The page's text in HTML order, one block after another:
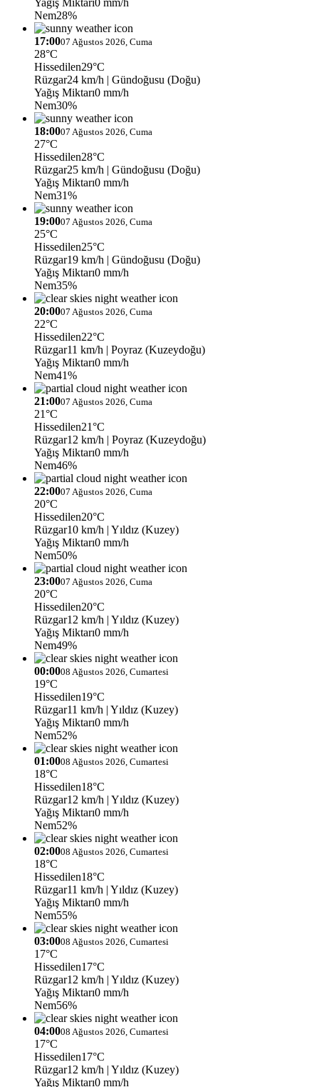
Nem28%
17:0007 Ağustos 2026, Cuma
28°C
Hissedilen29°C
Rüzgar24 km/h | Gündoğusu (Doğu)
Yağış Miktarı0 mm/h
Nem30%
18:0007 Ağustos 2026, Cuma
27°C
Hissedilen28°C
Rüzgar25 km/h | Gündoğusu (Doğu)
Yağış Miktarı0 mm/h
Nem31%
19:0007 Ağustos 2026, Cuma
25°C
Hissedilen25°C
Rüzgar19 km/h | Gündoğusu (Doğu)
Yağış Miktarı0 mm/h
Nem35%
20:0007 Ağustos 2026, Cuma
22°C
Hissedilen22°C
Rüzgar11 km/h | Poyraz (Kuzeydoğu)
Yağış Miktarı0 mm/h
Nem41%
21:0007 Ağustos 2026, Cuma
21°C
Hissedilen21°C
Rüzgar12 km/h | Poyraz (Kuzeydoğu)
Yağış Miktarı0 mm/h
Nem46%
22:0007 Ağustos 2026, Cuma
20°C
Hissedilen20°C
Rüzgar10 km/h | Yıldız (Kuzey)
Yağış Miktarı0 mm/h
Nem50%
23:0007 Ağustos 2026, Cuma
20°C
Hissedilen20°C
Rüzgar12 km/h | Yıldız (Kuzey)
Yağış Miktarı0 mm/h
Nem49%
00:0008 Ağustos 2026, Cumartesi
19°C
Hissedilen19°C
Rüzgar11 km/h | Yıldız (Kuzey)
Yağış Miktarı0 mm/h
Nem52%
01:0008 Ağustos 2026, Cumartesi
18°C
Hissedilen18°C
Rüzgar12 km/h | Yıldız (Kuzey)
Yağış Miktarı0 mm/h
Nem52%
02:0008 Ağustos 2026, Cumartesi
18°C
Hissedilen18°C
Rüzgar11 km/h | Yıldız (Kuzey)
Yağış Miktarı0 mm/h
Nem55%
03:0008 Ağustos 2026, Cumartesi
17°C
Hissedilen17°C
Rüzgar12 km/h | Yıldız (Kuzey)
Yağış Miktarı0 mm/h
Nem56%
04:0008 Ağustos 2026, Cumartesi
17°C
Hissedilen17°C
Rüzgar12 km/h | Yıldız (Kuzey)
Yağış Miktarı0 mm/h